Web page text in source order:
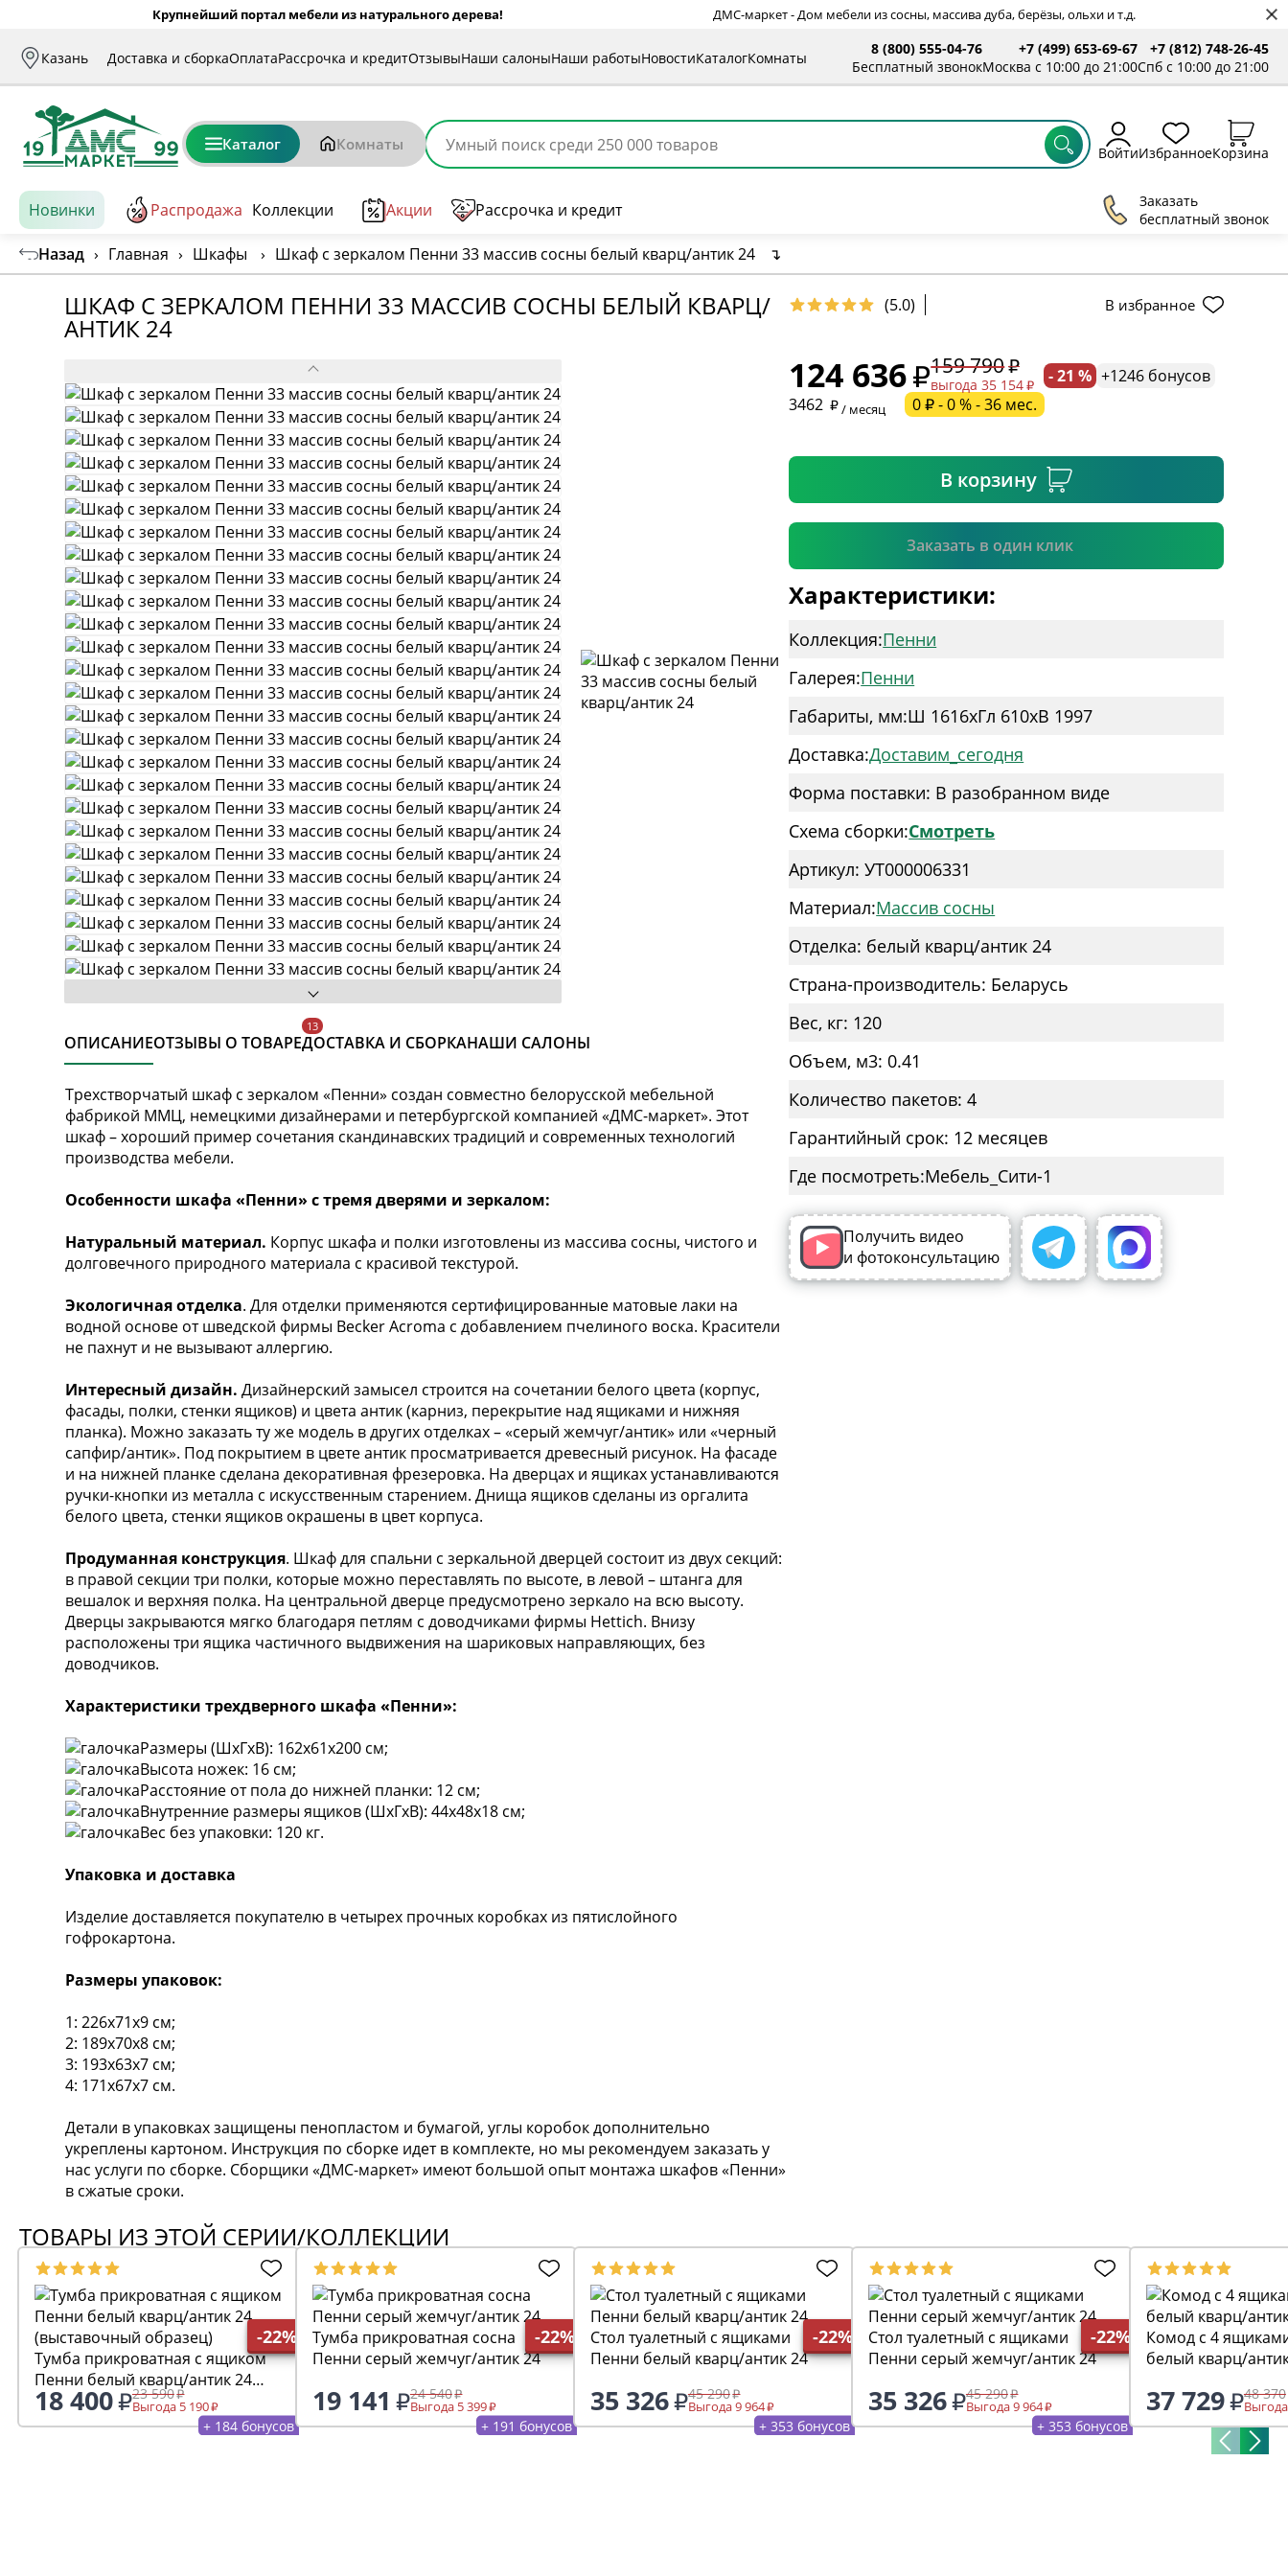
Крупнейший портал мебели из натурального дерева! ДМС-маркет - Дом мебели из сосны, массива дуба, берёзы, ольхи и т.д.
Казань Доставка и сборкаОплатаРассрочка и кредитОтзывыНаши салоныНаши работыНовостиКаталогКомнаты
8 (800) 555-04-76
Бесплатный звонок
+7 (499) 653-69-67
Москва с 10:00 до 21:00
+7 (812) 748-26-45
Спб с 10:00 до 21:00
Каталог Комнаты ВойтиИзбранноеКорзина
Новинки Распродажа Коллекции Акции Рассрочка и кредит
Заказать
бесплатный звонок
Назад › Главная › Шкафы › Шкаф с зеркалом Пенни 33 массив сосны белый кварц/антик 24 ↴
ШКАФ С ЗЕРКАЛОМ ПЕННИ 33 МАССИВ СОСНЫ БЕЛЫЙ КВАРЦ/
АНТИК 24
(5.0) В избранное
ОПИСАНИЕОТЗЫВЫ О ТОВАРЕДОСТАВКА И СБОРКАНАШИ САЛОНЫ
Трехстворчатый шкаф с зеркалом «Пенни» создан совместно белорусской мебельной
фабрикой ММЦ, немецкими дизайнерами и петербургской компанией «ДМС-маркет». Этот
шкаф – хороший пример сочетания скандинавских традиций и современных технологий
производства мебели.
Особенности шкафа «Пенни» с тремя дверями и зеркалом:
Натуральный материал. Корпус шкафа и полки изготовлены из массива сосны, чистого и
долговечного природного материала с красивой текстурой.
Экологичная отделка. Для отделки применяются сертифицированные матовые лаки на
водной основе от шведской фирмы Becker Acroma с добавлением пчелиного воска. Красители
не пахнут и не вызывают аллергию.
Интересный дизайн.Дизайнерский замысел строится на сочетании белого цвета (корпус,
фасады, полки, стенки ящиков) и цвета антик (карниз, перекрытие над ящиками и нижняя
планка). Можно заказать ту же модель в других отделках – «серый жемчуг/антик» или «черный
сапфир/антик». Под покрытием в цвете антик просматривается древесный рисунок. На фасаде
и на нижней планке сделана декоративная фрезеровка. На дверцах и ящиках устанавливаются
ручки-кнопки из металла с искусственным старением. Днища ящиков сделаны из оргалита
белого цвета, стенки ящиков окрашены в цвет корпуса.
Продуманная конструкция. Шкаф для спальни с зеркальной дверцей состоит из двух секций:
в правой секции три полки, которые можно переставлять по высоте, в левой – штанга для
вешалок и верхняя полка. На центральной дверце предусмотрено зеркало на всю высоту.
Дверцы закрываются мягко благодаря петлям с доводчиками фирмы Hettich. Внизу
расположены три ящика частичного выдвижения на шариковых направляющих, без
доводчиков.
Характеристики трехдверного шкафа «Пенни»:
Размеры (ШxГxВ): 162х61х200 см;
Высота ножек: 16 см;
Расстояние от пола до нижней планки: 12 см;
Внутренние размеры ящиков (ШxГxВ): 44х48х18 см;
Вес без упаковки: 120 кг.
Упаковка и доставка
Изделие доставляется покупателю в четырех прочных коробках из пятислойного
гофрокартона.
Размеры упаковок:
1: 226х71х9 см;
2: 189х70х8 см;
3: 193х63х7 см;
4: 171х67х7 см.
Детали в упаковках защищены пенопластом и бумагой, углы коробок дополнительно
укреплены картоном. Инструкция по сборке идет в комплекте, но мы рекомендуем заказать у
нас услуги по сборке. Сборщики «ДМС-маркет» имеют большой опыт монтажа шкафов «Пенни»
в сжатые сроки.
124 636 159 790
выгода 35 154 - 21 % +1246 бонусов
3462
/ месяц 0 ₽ - 0 % - 36 мес.
В корзину
Заказать в один клик
* обязательное поле
* необязательное поле
Подтвердить
Характеристики:
Коллекция:Пенни
Галерея:Пенни
Габариты, мм:Ш 1616xГл 610xВ 1997
Доставка:Доставим_сегодня
Форма поставки: В разобранном виде
Схема сборки:Смотреть
Артикул: УТ000006331
Материал:Массив сосны
Отделка: белый кварц/антик 24
Страна-производитель: Беларусь
Вес, кг: 120
Объем, м3: 0.41
Количество пакетов: 4
Гарантийный срок: 12 месяцев
Где посмотреть:
Получить видео
и фотоконсультацию
ТОВАРЫ ИЗ ЭТОЙ СЕРИИ/КОЛЛЕКЦИИ
-22%
Тумба прикроватная с ящиком
Пенни белый кварц/антик 24
(выставочный образец)
18 400 23 590
Выгода 5 190
+ 184 бонусов
-22%
Тумба прикроватная сосна
Пенни серый жемчуг/антик 24
19 141 24 540
Выгода 5 399
+ 191 бонусов
-22%
Стол туалетный с ящиками
Пенни белый кварц/антик 24
35 326 45 290
Выгода 9 964
+ 353 бонусов
-22%
Стол туалетный с ящиками
Пенни серый жемчуг/антик 24
35 326 45 290
Выгода 9 964
+ 353 бонусов
Комод с 4 ящиками 022
белый кварц/
37 729 48 370